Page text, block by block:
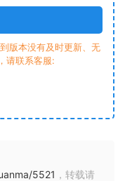
版本没有及时更新、无
请联系客服:
5521 ，转载请